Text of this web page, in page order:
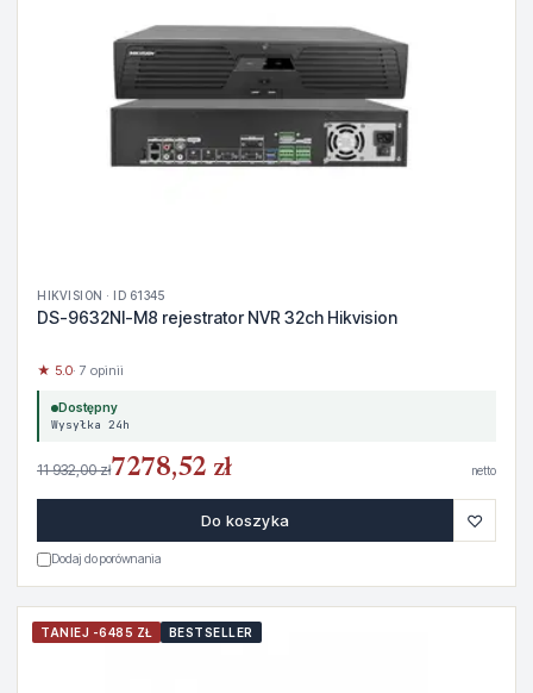
HIKVISION · ID 61345
DS-9632NI-M8 rejestrator NVR 32ch Hikvision
★ 5.0· 7 opinii
Dostępny
Wysyłka 24h
11 932,00 zł7278,52 zł netto
Do koszyka ♡
Dodaj do porównania
TANIEJ -6485 ZŁ BESTSELLER